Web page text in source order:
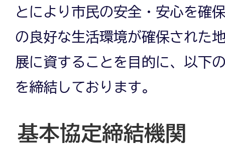
とにより市民の安全・安心を確
の良好な生活環境が確保された
展に資することを目的に、以下
を締結しております。
基本協定締結機関